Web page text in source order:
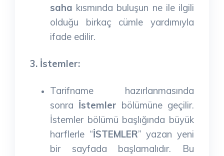
saha kısmında buluşun ne ile ilgili
olduğu birkaç cümle yardımıyla
ifade edilir.
3. İstemler:
Tarifname hazırlanmasında
sonra İstemler bölümüne geçilir.
İstemler bölümü başlığında büyük
harflerle “İSTEMLER” yazan yeni
bir sayfada başlamalıdır. Bu